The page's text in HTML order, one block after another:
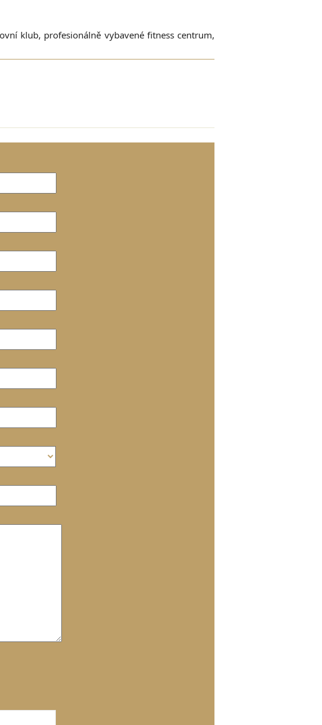
klub, profesionálně vybavené fitness centrum,